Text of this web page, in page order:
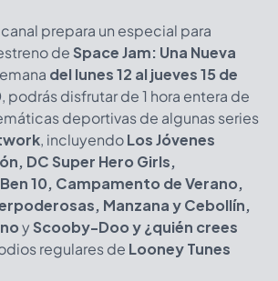
prepara un especial para
de Space Jam: Una Nueva
del lunes 12 al jueves 15 de
, podrás disfrutar de 1 hora entera de
deportivas de algunas series
, incluyendoLos Jóvenes
DC Super Hero Girls,
10, Campamento de Verano,
Manzana y Cebollín,
yScooby-Doo y ¿quién crees
regulares de Looney Tunes